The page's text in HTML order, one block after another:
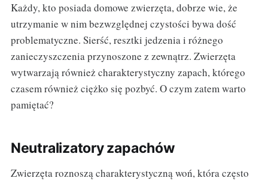
Każdy, kto posiada domowe zwierzęta, dobrze wie, że
utrzymanie w nim bezwzględnej czystości bywa dość
problematyczne. Sierść, resztki jedzenia i różnego
zanieczyszczenia przynoszone z zewnątrz. Zwierzęta
wytwarzają również charakterystyczny zapach, którego
czasem również ciężko się pozbyć. O czym zatem warto
pamiętać?
Neutralizatory zapachów
Zwierzęta roznoszą charakterystyczną woń, która często